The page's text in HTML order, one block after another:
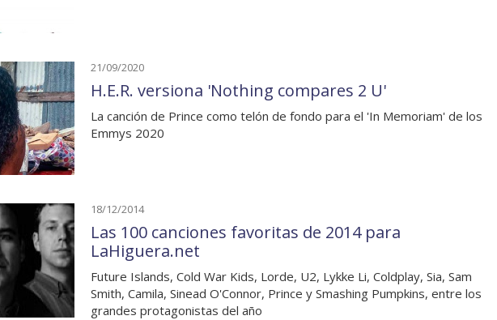
21/09/2020
H.E.R. versiona 'Nothing compares 2 U'
La canción de Prince como telón de fondo para el 'In Memoriam' de los
Emmys 2020
18/12/2014
Las 100 canciones favoritas de 2014 para
LaHiguera.net
Future Islands, Cold War Kids, Lorde, U2, Lykke Li, Coldplay, Sia, Sam
Smith, Camila, Sinead O'Connor, Prince y Smashing Pumpkins, entre los
grandes protagonistas del año